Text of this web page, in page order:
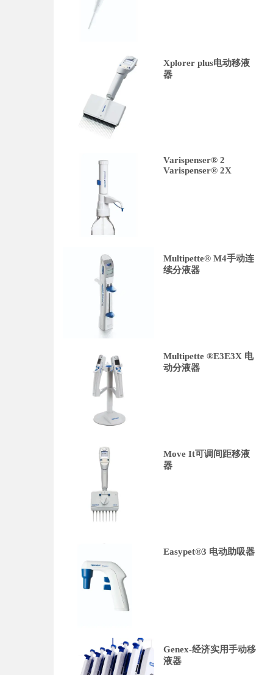
Xplorer plus电动移液
器
Varispenser® 2
Varispenser® 2X
Multipette® M4手动连
续分液器
Multipette ®E3E3X 电
动分液器
Move It可调间距移液
器
Easypet®3 电动助吸器
Genex-经济实用手动移
液器